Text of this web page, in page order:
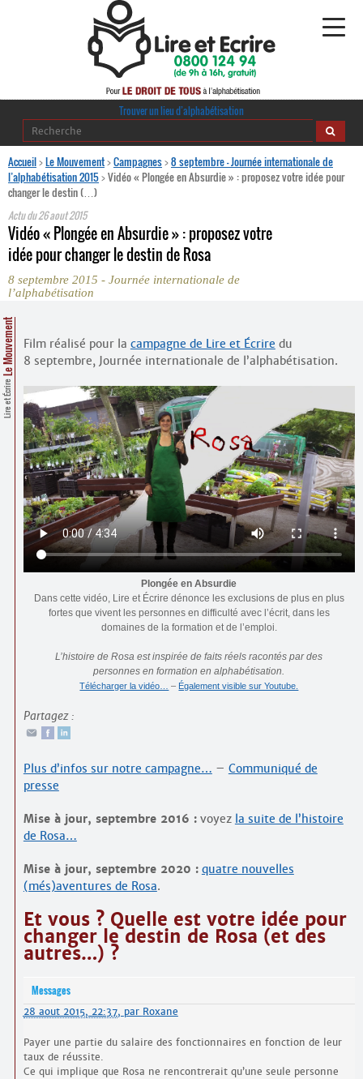
Alphabétisation
journaldelalpha.be
Ressources pédagogiques
Bienvenue en Belgique
Contacts
Trouver un lieu d’alphabétisation
Trouver un lieu d’alphabétisation
Accueil>Le Mouvement>Campagnes>8 septembre – Journée internationale de
l’alphabétisation 2015>Vidéo « Plongée en Absurdie » : proposez votre idée pour
changer le destin (…)
Actu du26 aout 2015
Vidéo « Plongée en Absurdie » : proposez votre
idée pour changer le destin de Rosa
8 septembre 2015 - Journée internationale de
l’alphabétisation
Lire et Écrire
Le Mouvement Film réalisé pour la campagne de Lire et Écrire du
8 septembre, Journée internationale de l’alphabétisation.
Plongée en Absurdie
Dans cette vidéo, Lire et Écrire dénonce les exclusions de plus en plus
fortes que vivent les personnes en difficulté avec l’écrit, dans les
domaines de la formation et de l’emploi.
L’histoire de Rosa est inspirée de faits réels racontés par des
personnes en formation en alphabétisation.
Télécharger la vidéo… – Également visible sur Youtube.
Partagez :
Plus d’infos sur notre campagne… – Communiqué de
presse
Mise à jour, septembre 2016 :voyez la suite de l’histoire
de Rosa…
Mise à jour, septembre 2020 : quatre nouvelles
(més)aventures de Rosa.
Et vous ? Quelle est votre idée pour
changer le destin de Rosa (et des
autres…) ?
Messages
28 aout 2015, 22:37, par Roxane
Payer une partie du salaire des fonctionnaires en fonction de leur
taux de réussite.
Ce qui implique que Rosa ne rencontrerait qu’une seule personne